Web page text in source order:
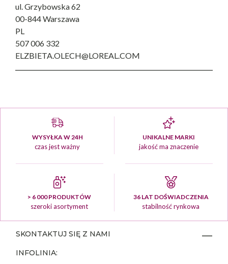
ul. Grzybowska 62
00-844 Warszawa
PL
507 006 332
ELZBIETA.OLECH@LOREAL.COM
WYSYŁKA W 24H
czas jest ważny
UNIKALNE MARKI
jakość ma znaczenie
> 6 000 PRODUKTÓW
szeroki asortyment
36 LAT DOŚWIADCZENIA
stabilność rynkowa
SKONTAKTUJ SIĘ Z NAMI
INFOLINIA: